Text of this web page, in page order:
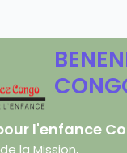
l'enfance
la Mission,